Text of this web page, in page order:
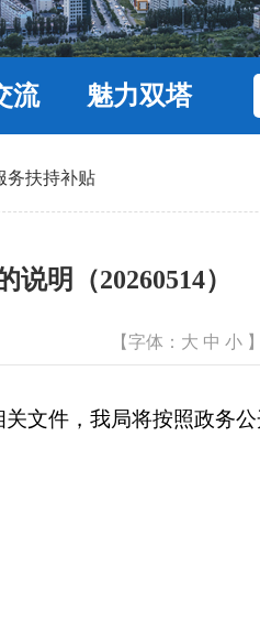
流 魅力双塔
务扶持补贴
明（20260514）
【字体： 大 中 小 】
件，我局将按照政务公